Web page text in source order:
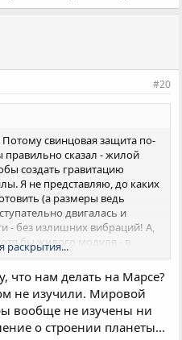
#20
Потому свинцовая защита по-
сказал - жилой
создать гравитацию
Я не представляю, до каких
(а размеры ведь
двигалась и
- без излишних вибраций! А,
бы жилого модуля - в
задача эта
всех расчётов и
угрохать много денег и
- от рабочих до учёных!
в этой цепи - и
Вот это и есть главный
раскрытия...
что нам делать на Марсе?
не изучили. Мировой
вообще не изучены ни
о строении планеты...